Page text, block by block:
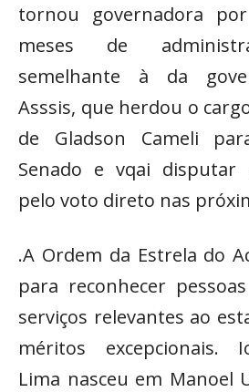
tornou governadora
meses de
semelhante à da
Asssis, que herdou o
de Gladson Cameli
Senado e vqai disputar
pelo voto direto nas
.A Ordem da Estrela do
para reconhecer
serviços relevantes ao
méritos excepcionais.
Lima nasceu em Manoel